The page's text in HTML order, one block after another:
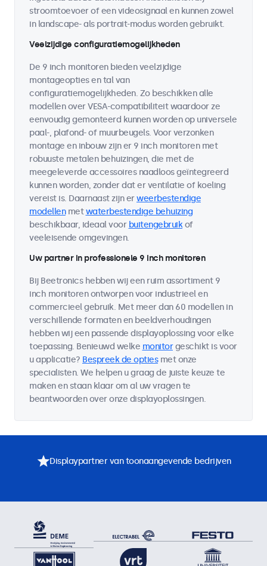
stroomtoevoer of een videosignaal en kunnen zowel
in landscape- als portrait-modus worden gebruikt.
Veelzijdige configuratiemogelijkheden
De 9 inch monitoren bieden veelzijdige
montageopties en tal van
configuratiemogelijkheden. Zo beschikken alle
modellen over VESA-compatibiliteit waardoor ze
eenvoudig gemonteerd kunnen worden op universele
paal-, plafond- of muurbeugels. Voor verzonken
montage en inbouw zijn er 9 inch monitoren met
robuuste metalen behuizingen, die met de
meegeleverde accessoires naadloos geïntegreerd
kunnen worden, zonder dat er ventilatie of koeling
vereist is. Daarnaast zijn erweerbestendige
modellenmetwaterbestendige behuizing
beschikbaar, ideaal voor buitengebruikof
veeleisende omgevingen.
Uw partner in professionele 9 inch monitoren
Bij Beetronics hebben wij een ruim assortiment 9
inch monitoren ontworpen voor industrieel en
commercieel gebruik. Met meer dan 60 modellen in
verschillende formaten en beeldverhoudingen
hebben wij een passende displayoplossing voor elke
toepassing. Benieuwd welke monitorgeschikt is voor
u applicatie? Bespreek de optiesmet onze
specialisten. We helpen u graag de juiste keuze te
maken en staan klaar om al uw vragen te
beantwoorden over onze displayoplossingen.
Displaypartner van toonaangevende bedrijven